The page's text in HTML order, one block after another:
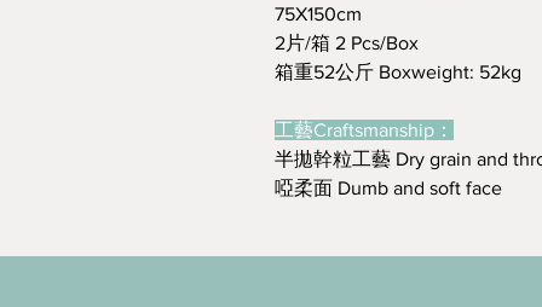
75X150cm
2片/箱 2 Pcs/Box
箱重52公斤 Boxweight: 52kg
工藝Craftsmanship：
半拋幹粒工藝 Dry grain and
啞柔面 Dumb and soft face